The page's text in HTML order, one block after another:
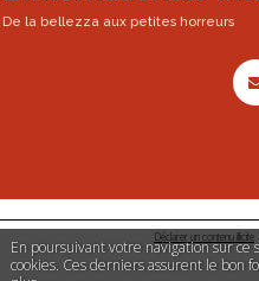
En poursuivant votre navigation sur ce
cookies. Ces derniers assurent le bon
De la bellezza aux petites horreurs
Déclarer un contenu illicite